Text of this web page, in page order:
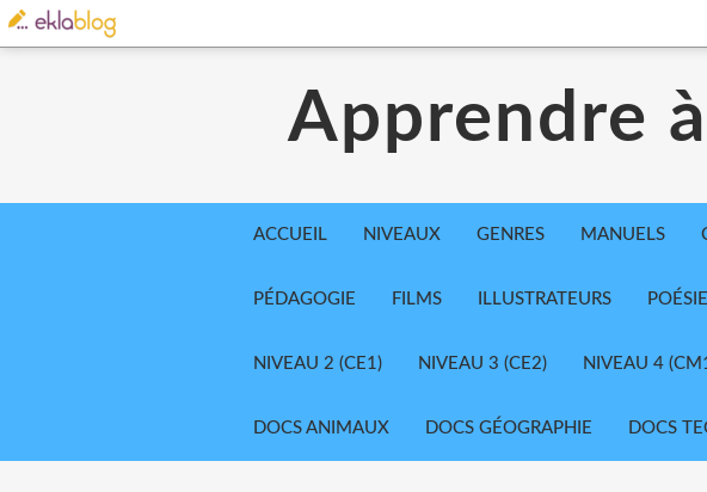
Apprendre
ACCUEIL NIVEAUX GENRES MANUELS
PÉDAGOGIE FILMS ILLUSTRATEURS POÉSIE
NIVEAU 2 (CE1) NIVEAU 3 (CE2) NIVEAU 4
DOCS ANIMAUX DOCS GÉOGRAPHIE DOCS